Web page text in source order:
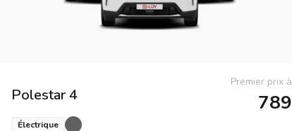
Polestar4
Premier prix à
789
Électrique